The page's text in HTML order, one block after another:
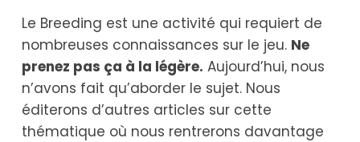
Le Breeding est une activité qui requiert de
nombreuses connaissances sur le jeu. Ne
prenez pas ça à la légère. Aujourd’hui, nous
n’avons fait qu’aborder le sujet. Nous
éditerons d’autres articles sur cette
thématique où nous rentrerons davantage